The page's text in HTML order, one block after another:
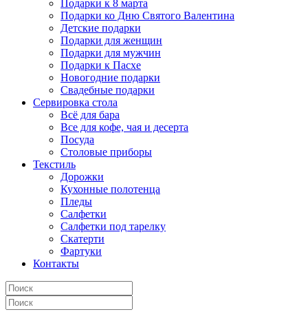
Подарки к 8 марта
Подарки ко Дню Святого Валентина
Детские подарки
Подарки для женщин
Подарки для мужчин
Подарки к Пасхе
Новогодние подарки
Свадебные подарки
Сервировка стола
Всё для бара
Все для кофе, чая и десерта
Посуда
Столовые приборы
Текстиль
Дорожки
Кухонные полотенца
Пледы
Салфетки
Салфетки под тарелку
Скатерти
Фартуки
Контакты